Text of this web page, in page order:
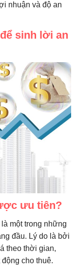
nhuận và độ an
sinh lời an
ưu tiên?
một trong những
đầu. Lý do là bởi
theo thời gian,
cho thuê.